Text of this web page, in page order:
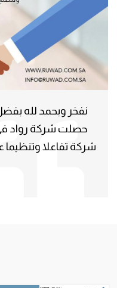
نفخر وبحمد لله
شركة تفاعلا